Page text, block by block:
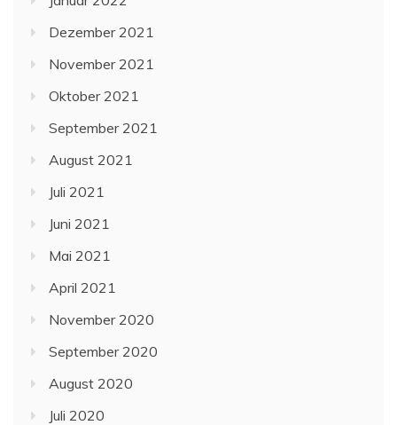
Dezember 2021
November 2021
Oktober 2021
September 2021
August 2021
Juli 2021
Juni 2021
Mai 2021
April 2021
November 2020
September 2020
August 2020
Juli 2020